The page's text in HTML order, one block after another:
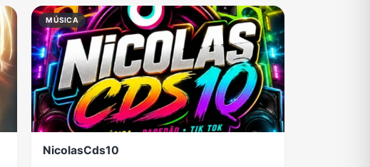
MÚSICA
NicolasCds10